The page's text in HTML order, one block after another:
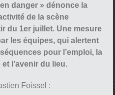
danger » dénonce la
de la scène
du 1er juillet. Une mesure
les équipes, qui alertent
pour l’emploi, la
l’avenir du lieu.
Foissel :